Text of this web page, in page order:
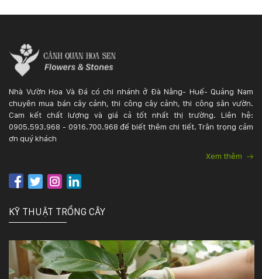
KỸ
TRỒNG
CÂY
ẢNH
LIÊN
Nhà Vườn Hoa Và Đá có chi nhánh ở Đà Nẵng- Huế- Quảng Nam
chuyên mua bán cây cảnh, thi công cây cảnh, thi công sân vườn.
Cam kết chất lượng và giá cả tốt nhất thị trường. Liên hệ:
0905.593.968 - 0916.700.968 để biết thêm chi tiết. Trân trọng cảm
ơn quý khách
Xem thêm
KỸ THUẬT TRỒNG CÂY